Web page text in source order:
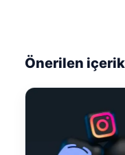
Önerilen